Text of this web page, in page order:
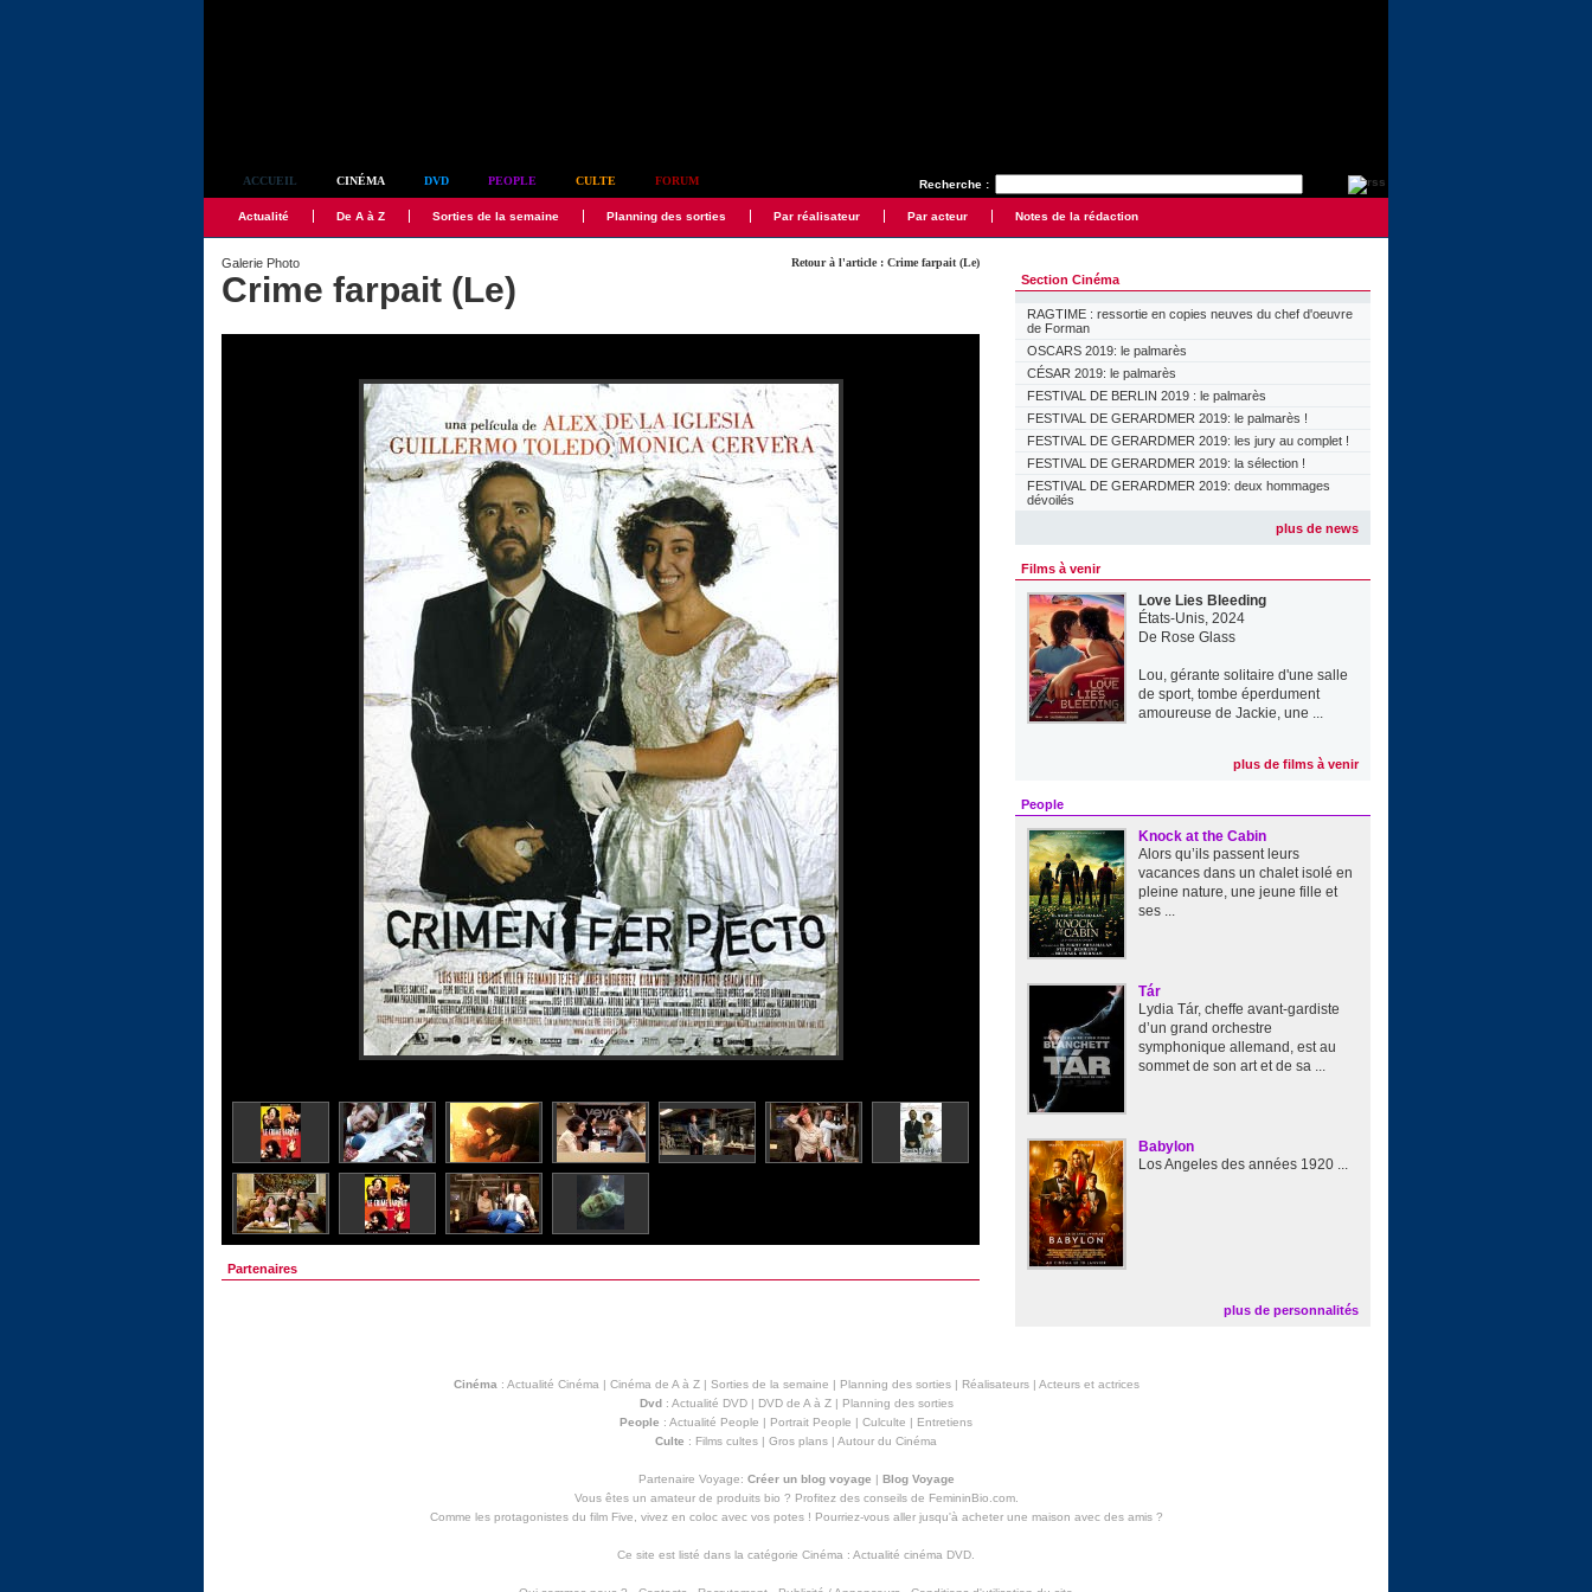
Recherche :
ACCUEIL CINÉMA DVD PEOPLE CULTE FORUM
Actualité De A à Z Sorties de la semaine Planning des sorties Par réalisateur Par acteur Notes de la rédaction
Retour à l'article : Crime farpait (Le)
Galerie Photo
Crime farpait (Le)
Partenaires
Section Cinéma
RAGTIME : ressortie en copies neuves du chef d'oeuvre
de Forman
OSCARS 2019: le palmarès
CÉSAR 2019: le palmarès
FESTIVAL DE BERLIN 2019 : le palmarès
FESTIVAL DE GERARDMER 2019: le palmarès !
FESTIVAL DE GERARDMER 2019: les jury au complet !
FESTIVAL DE GERARDMER 2019: la sélection !
FESTIVAL DE GERARDMER 2019: deux hommages
dévoilés
plus de news
Films à venir
Love Lies Bleeding
États-Unis, 2024
De Rose Glass
Lou, gérante solitaire d'une salle
de sport, tombe éperdument
amoureuse de Jackie, une ...
plus de films à venir
People
Knock at the Cabin
Alors qu’ils passent leurs
vacances dans un chalet isolé en
pleine nature, une jeune fille et
ses ...
Tár
Lydia Tár, cheffe avant-gardiste
d’un grand orchestre
symphonique allemand, est au
sommet de son art et de sa ...
Babylon
Los Angeles des années 1920 ...
plus de personnalités
Cinéma : Actualité Cinéma | Cinéma de A à Z| Sorties de la semaine | Planning des sorties| Réalisateurs| Acteurs et actrices
Dvd: Actualité DVD| DVD de A à Z| Planning des sorties
People : Actualité People | Portrait People | Culculte | Entretiens
Culte : Films cultes | Gros plans | Autour du Cinéma
Partenaire Voyage: Créer un blog voyage | Blog Voyage
Vous êtes un amateur de produits bio ? Profitez des conseils de FemininBio.com.
Comme les protagonistes du film Five, vivez en coloc avec vos potes ! Pourriez-vous aller jusqu'à acheter une maison avec des amis?
Ce site est listé dans la catégorie Cinéma : Actualité cinéma DVD